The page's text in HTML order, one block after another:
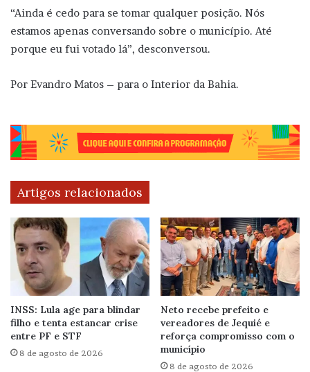
“Ainda é cedo para se tomar qualquer posição. Nós
estamos apenas conversando sobre o município. Até
porque eu fui votado lá”, desconversou.
Por Evandro Matos – para o Interior da Bahia.
Artigos relacionados
INSS: Lula age para blindar
filho e tenta estancar crise
entre PF e STF
8 de agosto de 2026
Neto recebe prefeito e
vereadores de Jequié e
reforça compromisso com o
município
8 de agosto de 2026